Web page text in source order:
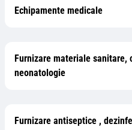
Echipamente medicale
Furnizare materiale sanitare,
neonatologie
Furnizare antiseptice ,